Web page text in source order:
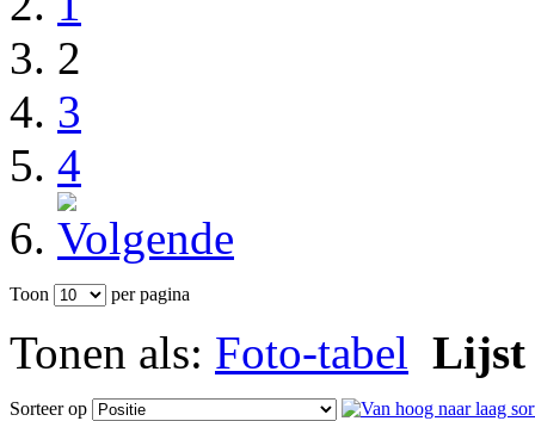
2
3
4
Toon per pagina
Tonen als: Foto-tabel Lijst
Sorteer op